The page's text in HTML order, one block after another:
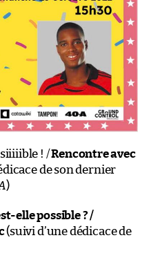
! /Rencontre avec
de son dernier
)
elle possible ? /
(suivi d’une dédicace de